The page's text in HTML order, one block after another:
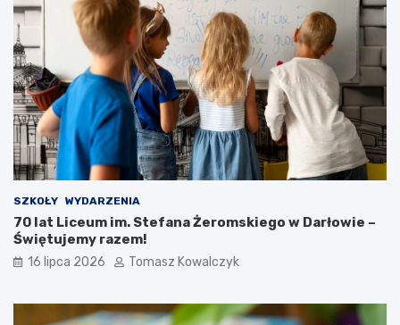
SZKOŁY WYDARZENIA
70 lat Liceum im. Stefana Żeromskiego w Darłowie –
Świętujemy razem!
16 lipca 2026 Tomasz Kowalczyk